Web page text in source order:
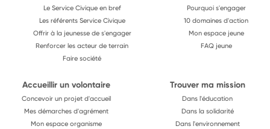
Le Service Civique en bref
Les référents Service Civique
Offrir à la jeunesse de s'engager
Renforcer les acteur de terrain
Faire société
Pourquoi s'engager
10 domaines d'action
Mon espace jeune
FAQ jeune
Accueillir un volontaire
Concevoir un projet d'accueil
Mes démarches d'agrément
Mon espace organisme
Trouver ma mission
Dans l'éducation
Dans la solidarité
Dans l'environnement